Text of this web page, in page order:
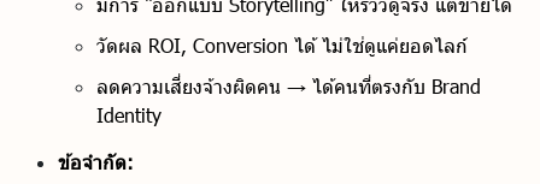
วัดผล ROI, Conversion ได้ ไม่ใช่ดูแค่ยอดไลก์
ลดความเสี่ยงจ้างผิดคน → ได้คนที่ตรงกับ Brand
Identity
ข้อจำกัด: